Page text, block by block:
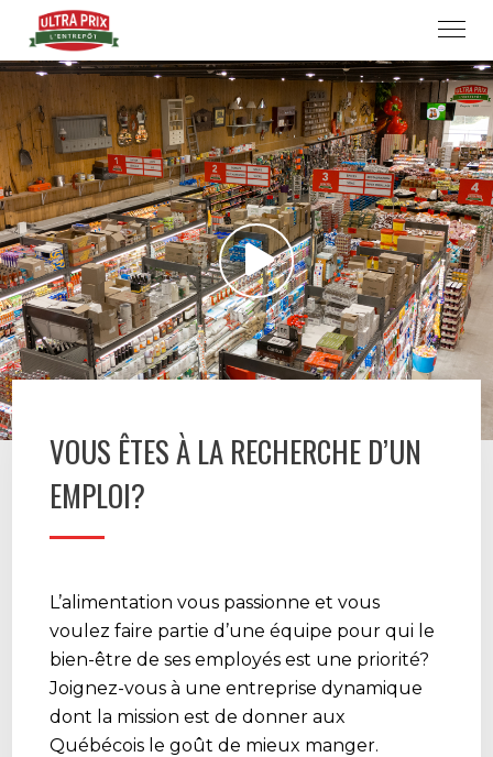
VOUS ÊTES À LA RECHERCHE D’UN
EMPLOI?
L’alimentation vous passionne et vous
voulez faire partie d’une équipe pour qui le
bien-être de ses employés est une priorité?
Joignez-vous à une entreprise dynamique
dont la mission est de donner aux
Québécois le goût de mieux manger.